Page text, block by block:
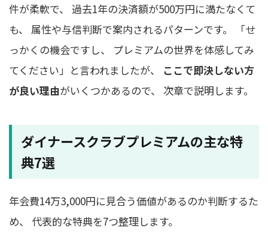
件が柔軟で、 過去1年の決済額が500万円に満たなくて
も、 属性や与信判断で案内されるパターンです。 「せ
っかくの機会ですし、 プレミアムの世界を体感してみ
てください」と言われましたが、 ここで即決しない方
が良い理由がいくつかあるので、 次章で説明します。
ダイナースクラブプレミアムの主な特
典7選
年会費14万3,000円に見合う価値があるのか判断するた
め、 代表的な特典を7つ整理します。